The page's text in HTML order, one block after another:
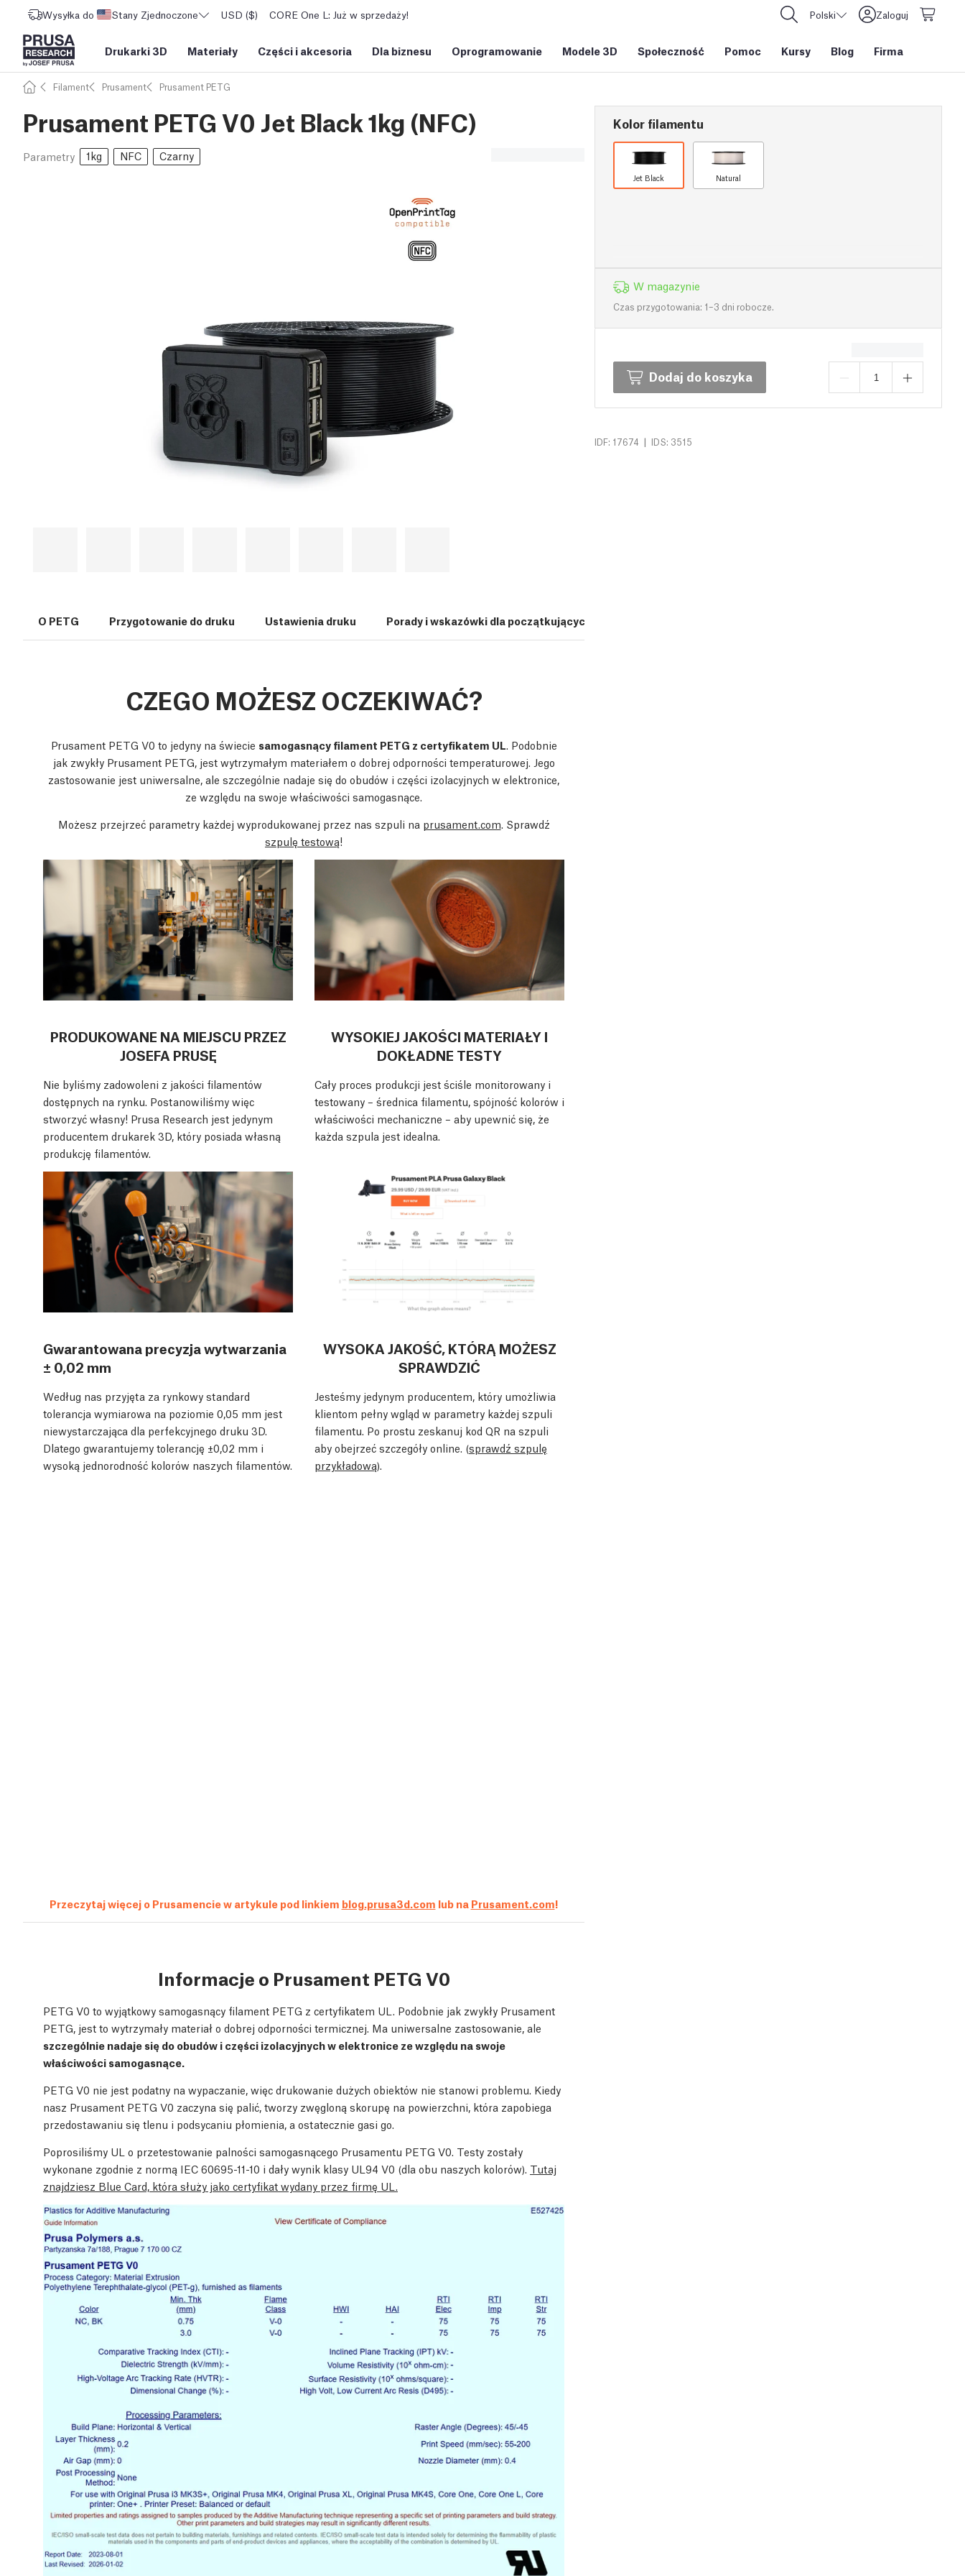
Wysyłka do Stany Zjednoczone USD ($) CORE One L: Już w sprzedaży! Polski Zaloguj
Drukarki 3D Materiały Części i akcesoria Dla biznesu Oprogramowanie Modele 3D Społeczność Pomoc Kursy Blog Firma
Filament Prusament Prusament PETG
Prusament PETG V0 Jet Black 1kg (NFC)
Parametry 1kg NFC Czarny
Kolor filamentu
Jet Black Natural
W magazynie
Czas przygotowania: 1–3 dni robocze.
Dodaj do koszyka
IDF: 17674 | IDS: 3515
O PETG Przygotowanie do druku Ustawienia druku Porady i wskazówki dla początkujących
CZEGO MOŻESZ OCZEKIWAĆ?
Prusament PETG V0 to jedyny na świecie samogasnący filament PETG z certyfikatem UL. Podobnie
jak zwykły Prusament PETG, jest wytrzymałym materiałem o dobrej odporności temperaturowej. Jego
zastosowanie jest uniwersalne, ale szczególnie nadaje się do obudów i części izolacyjnych w elektronice,
ze względu na swoje właściwości samogasnące.
Możesz przejrzeć parametry każdej wyprodukowanej przez nas szpuli na prusament.com. Sprawdź
szpulę testową!
PRODUKOWANE NA MIEJSCU PRZEZ
JOSEFA PRUSĘ
Nie byliśmy zadowoleni z jakości filamentów
dostępnych na rynku. Postanowiliśmy więc
stworzyć własny! Prusa Research jest jedynym
producentem drukarek 3D, który posiada własną
produkcję filamentów.
WYSOKIEJ JAKOŚCI MATERIAŁY I
DOKŁADNE TESTY
Cały proces produkcji jest ściśle monitorowany i
testowany – średnica filamentu, spójność kolorów i
właściwości mechaniczne – aby upewnić się, że
każda szpula jest idealna.
Gwarantowana precyzja wytwarzania
± 0,02 mm
Według nas przyjęta za rynkowy standard
tolerancja wymiarowa na poziomie 0,05 mm jest
niewystarczająca dla perfekcyjnego druku 3D.
Dlatego gwarantujemy tolerancję ±0,02 mm i
wysoką jednorodność kolorów naszych filamentów.
WYSOKA JAKOŚĆ, KTÓRĄ MOŻESZ
SPRAWDZIĆ
Jesteśmy jedynym producentem, który umożliwia
klientom pełny wgląd w parametry każdej szpuli
filamentu. Po prostu zeskanuj kod QR na szpuli
aby obejrzeć szczegóły online. (sprawdź szpulę
przykładową).
Przeczytaj więcej o Prusamencie w artykule pod linkiem blog.prusa3d.com lub na Prusament.com!
Informacje o Prusament PETG V0
PETG V0 to wyjątkowy samogasnący filament PETG z certyfikatem UL. Podobnie jak zwykły Prusament
PETG, jest to wytrzymały materiał o dobrej odporności termicznej. Ma uniwersalne zastosowanie, ale
szczególnie nadaje się do obudów i części izolacyjnych w elektronice ze względu na swoje
właściwości samogasnące.
PETG V0 nie jest podatny na wypaczanie, więc drukowanie dużych obiektów nie stanowi problemu. Kiedy
nasz Prusament PETG V0 zaczyna się palić, tworzy zwęgloną skorupę na powierzchni, która zapobiega
przedostawaniu się tlenu i podsycaniu płomienia, a ostatecznie gasi go.
Poprosiliśmy UL o przetestowanie palności samogasnącego Prusamentu PETG V0. Testy zostały
wykonane zgodnie z normą IEC 60695-11-10 i dały wynik klasy UL94 V0 (dla obu naszych kolorów). Tutaj
znajdziesz Blue Card, która służy jako certyfikat wydany przez firmę UL.